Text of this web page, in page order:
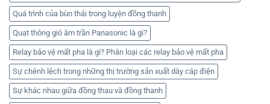
Quá trình của bùn thải trong luyện đồng thanh
Quạt thông gió âm trần Panasonic là gì?
Relay bảo vệ mất pha là gì? Phân loại các relay bảo vệ mất pha
Sự chênh lệch trong những thị trường sản xuất dây cáp điện
Sự khác nhau giữa đồng thau và đồng thanh